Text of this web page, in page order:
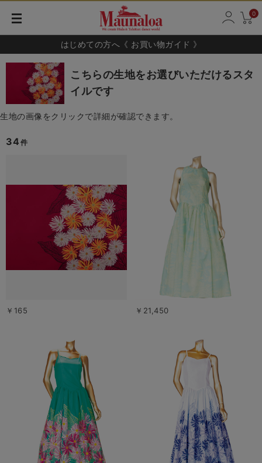
0
はじめての方へ《 お買い物ガイド 》
こちらの生地をお選びいただけるスタ
イルです
生地の画像をクリックで詳細が確認できます。
34 件
￥165 ￥21,450